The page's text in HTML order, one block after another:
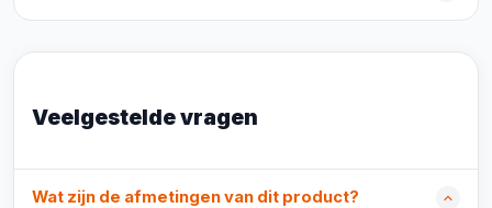
Veelgestelde vragen
Wat zijn de afmetingen van dit product?